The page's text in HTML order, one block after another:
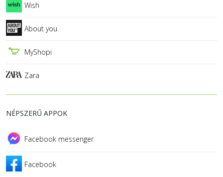
Wish
About you
MyShopi
Zara
NÉPSZERŰ APPOK
Facebook messenger
Facebook